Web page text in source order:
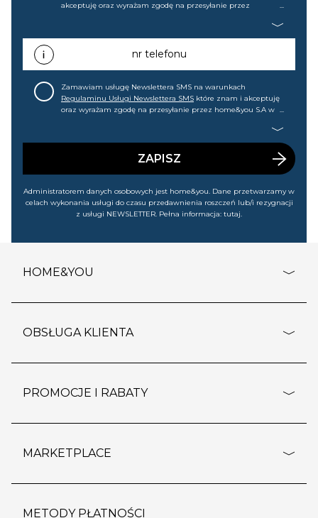
akceptuję oraz wyrażam zgodę na przesyłanie przez
promocjach, wyprzedażach). Wiem, że mogę tę zgodę w
każdej chwili cofnąć.nr telefonu
Zamawiam usługę Newslettera SMS na warunkach
Regulaminu Usługi Newslettera SMS które znam i akceptuję
oraz wyrażam zgodę na przesyłanie przez home&you S.A w
wyprzedażach). Wiem, że mogę tę zgodę w każdej chwili
ZAPISZ
Administratorem danych osobowych jest home&you. Dane przetwarzamy w
celach wykonania usługi do czasu przedawnienia roszczeń lub/i rezygnacji
z usługi NEWSLETTER. Pełna informacja: tutaj.
HOME&YOU
o firmie
polityka prywatności
kontakt
OBSŁUGA KLIENTA
dostawy i płatność
wypis z subskrypcji
regulamin sklepu
pozostałe regulaminy
PROMOCJE I RABATY
outlet
MARKETPLACE
strefa marek
METODY PŁATNOŚCI